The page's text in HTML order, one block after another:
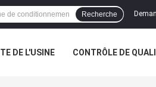
Recherche
DE L'USINE CONTRÔLE DE